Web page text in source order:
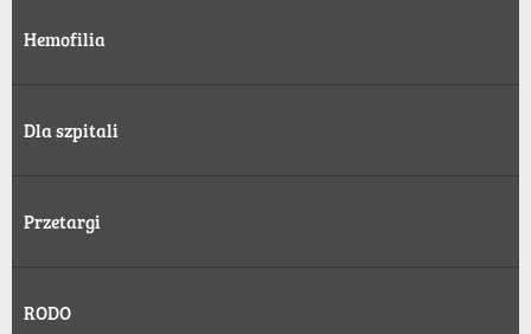
Hemofilia
Dla szpitali
Przetargi
RODO